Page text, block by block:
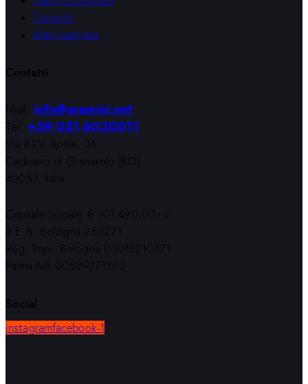
Contatti
Area riservata
Contatti
Mail:info@aramini.net
Tel:+39 051 6020011
Via XXV Aprile, 36
Cadriano di Granarolo (BO)
40057, Italia
Capitale Sociale € 101.490,00 i.v.
R.E.A. Bologna 256271
Reg. Impr. Bologna 03018210371
Partita IVA 00589771203
Social
instagramfacebook-1